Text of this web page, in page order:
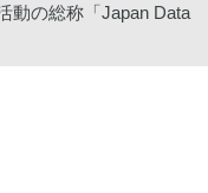
の総称「Japan Data